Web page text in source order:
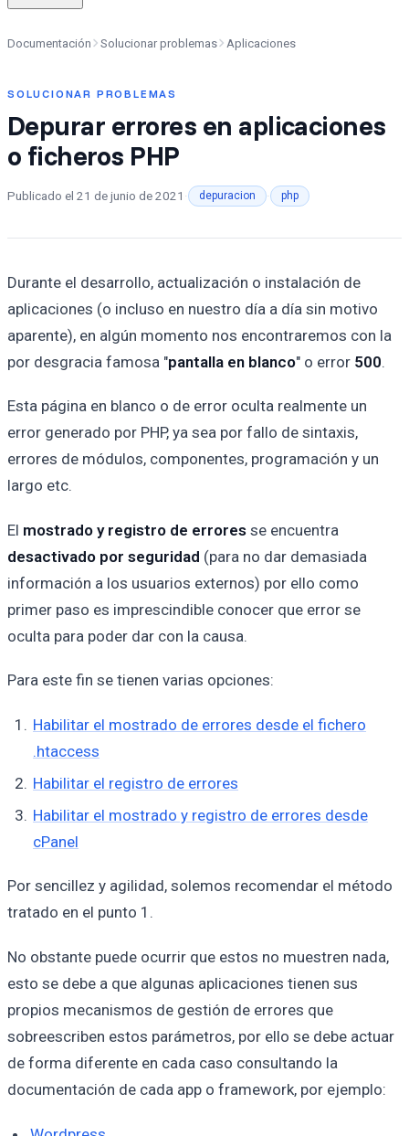
Documentación Solucionar problemas Aplicaciones
SOLUCIONAR PROBLEMAS
Depurar errores en aplicaciones
o ficheros PHP
Publicado el 21 de junio de 2021 · depuracion · php
Durante el desarrollo, actualización o instalación de
aplicaciones (o incluso en nuestro día a día sin motivo
aparente), en algún momento nos encontraremos con la
por desgracia famosa "pantalla en blanco" o error 500.
Esta página en blanco o de error oculta realmente un
error generado por PHP, ya sea por fallo de sintaxis,
errores de módulos, componentes, programación y un
largo etc.
El mostrado y registro de errores se encuentra
desactivado por seguridad (para no dar demasiada
información a los usuarios externos) por ello como
primer paso es imprescindible conocer que error se
oculta para poder dar con la causa.
Para este fin se tienen varias opciones:
Habilitar el mostrado de errores desde el fichero
.htaccess
Habilitar el registro de errores
Habilitar el mostrado y registro de errores desde
cPanel
Por sencillez y agilidad, solemos recomendar el método
tratado en el punto 1.
No obstante puede ocurrir que estos no muestren nada,
esto se debe a que algunas aplicaciones tienen sus
propios mecanismos de gestión de errores que
sobreescriben estos parámetros, por ello se debe actuar
de forma diferente en cada caso consultando la
documentación de cada app o framework, por ejemplo: